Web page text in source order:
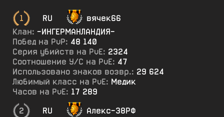
1 RU
вячек66
Клан: -ИНГЕРМАНЛАНДИЯ-
Побед на PvP: 48 140
Серия убийств на PvE: 2324
Соотношение У/С на PvE: 47
Использовано знаков возвр.: 29 624
Любимый класс на PvE: Медик
Часов на PvE: 17 289
2
RU
Алекс-38РФ